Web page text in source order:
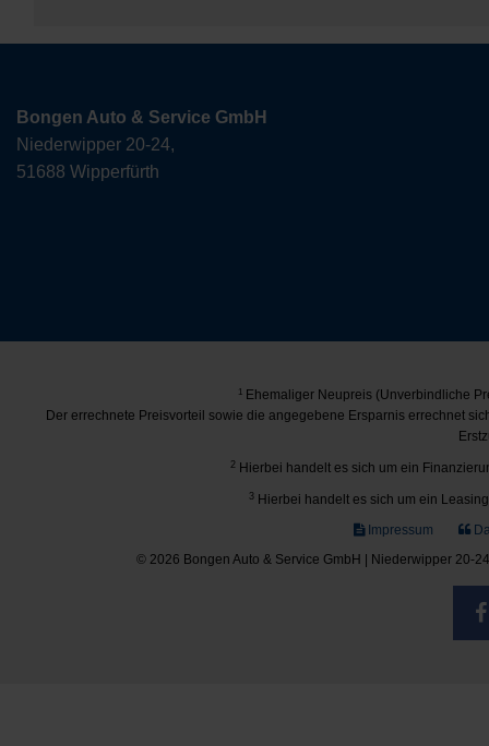
Bongen Auto & Service GmbH
Niederwipper 20-24,
51688 Wipperfürth
1Ehemaliger Neupreis (Unverbindliche
Der errechnete Preisvorteil sowie die angegebene Ersparnis errechnet
2 Hierbei handelt es sich um ein
3 Hierbei handelt es sich um ein
Impressum
© 2026 Bongen Auto & Service GmbH | Niederwipper 20-